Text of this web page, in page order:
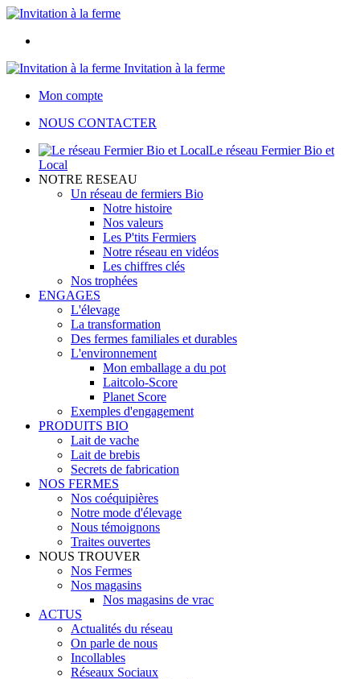
Invitation à la ferme
Mon compte
NOUS CONTACTER
Le réseau Fermier Bio et
Local
NOTRE RESEAU
Un réseau de fermiers Bio
Notre histoire
Nos valeurs
Les P'tits Fermiers
Notre réseau en vidéos
Les chiffres clés
Nos trophées
ENGAGES
L'élevage
La transformation
Des fermes familiales et durables
L'environnement
Mon emballage a du pot
Laitcolo-Score
Planet Score
Exemples d'engagement
PRODUITS BIO
Lait de vache
Lait de brebis
Secrets de fabrication
NOS FERMES
Nos coéquipières
Notre mode d'élevage
Nous témoignons
Traites ouvertes
NOUS TROUVER
Nos Fermes
Nos magasins
Nos magasins de vrac
ACTUS
Actualités du réseau
On parle de nous
Incollables
Réseaux Sociaux